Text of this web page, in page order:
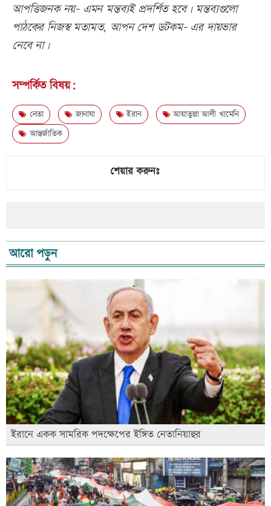
আপত্তিজনক নয়- এমন মন্তব্যই প্রদর্শিত হবে। মন্তব্যগুলো
পাঠকের নিজস্ব মতামত, আপন দেশ ডটকম- এর দায়ভার
নেবে না।
সম্পর্কিত বিষয়:
নেতা জানাযা ইরান
আয়াতুল্লা আলী খামেনি
আন্তর্জাতিক
শেয়ার করুনঃ
আরো পড়ুন
ইরানে একক সামরিক পদক্ষেপের ইঙ্গিত নেতানিয়াহুর